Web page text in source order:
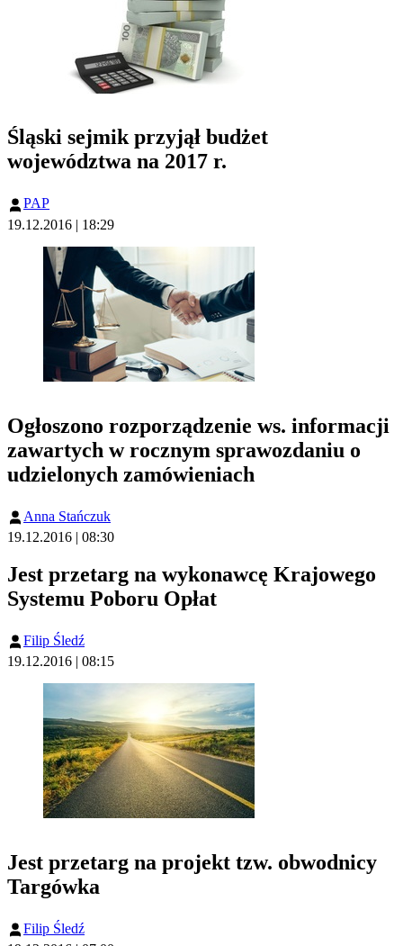
Śląski sejmik przyjął budżet
województwa na 2017 r.
PAP
19.12.2016 | 18:29
Ogłoszono rozporządzenie ws. informacji
zawartych w rocznym sprawozdaniu o
udzielonych zamówieniach
Anna Stańczuk
19.12.2016 | 08:30
Jest przetarg na wykonawcę Krajowego
Systemu Poboru Opłat
Filip Śledź
19.12.2016 | 08:15
Jest przetarg na projekt tzw. obwodnicy
Targówka
Filip Śledź